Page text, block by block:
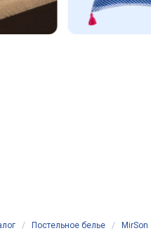
/ Постельное белье / MirSon